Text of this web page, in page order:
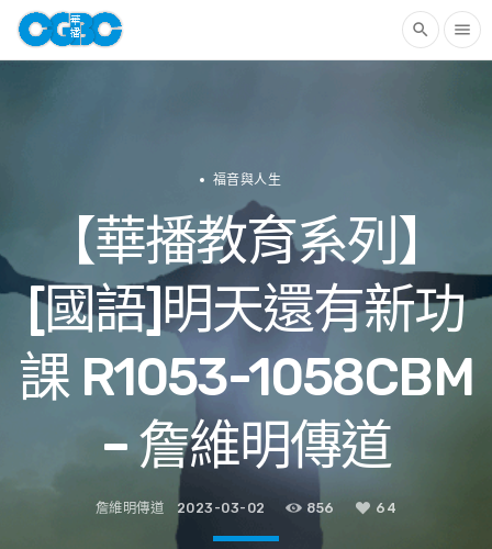
search menu
福音與人生
【華播教育系列】
[國語]明天還有新功
課 R1053-1058CBM
– 詹維明傳道
詹維明傳道 2023-03-02 856 64